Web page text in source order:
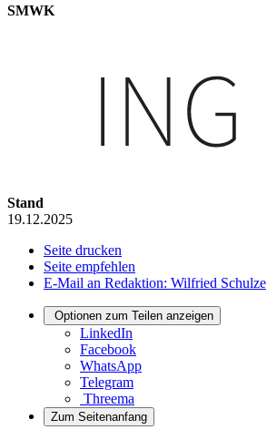
SMWK
Stand
19.12.2025
Seite drucken
Seite empfehlen
E-Mail an Redaktion: Wilfried Schulze
Optionen zum Teilen anzeigen
LinkedIn
Facebook
WhatsApp
Telegram
Threema
Zum Seitenanfang